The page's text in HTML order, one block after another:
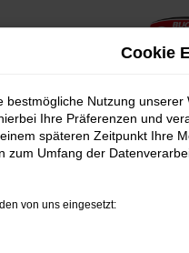
Cookie
bestmögliche Nutzung
Ihre Präferenzen und
späteren Zeitpunkt Ihre
zum Umfang der
von uns eingesetzt: